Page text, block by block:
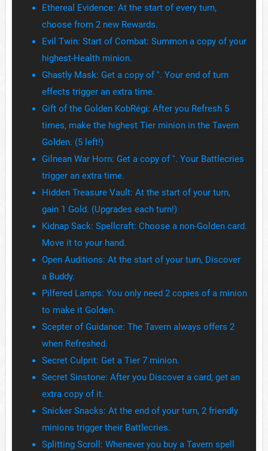
Ethereal Evidence: At the start of every turn,
choose from 2 new Rewards.
Evil Twin: Start of Combat: Summon a copy of your
highest-Health minion.
Ghastly Mask: Get a copy of ''. Your end of turn
effects trigger an extra time.
Gift of the Golden KobRégi: After you Refresh 5
times, make the highest Tier minion in the Tavern
Golden. (5 left!)
Gilnean War Horn: Get a copy of ''. Your Battlecries
trigger an extra time.
Hidden Treasure Vault: At the start of your turn,
gain 1 Gold. (Upgrades each turn!)
Kidnap Sack: Spellcraft: Choose a non-Golden card.
Move it to your hand.
Open Auditions: At the start of your turn, Discover
a Buddy.
Pilfered Lamps: You only need 2 copies of a minion
to make it Golden.
Scepter of Guidance: The Tavern always offers 2
when Refreshed.
Secret Culprit: Get a Tier 7 minion.
Secret Sinstone: After you Discover a card, get an
extra copy of it.
Snicker Snacks: At the end of your turn, 2 friendly
minions trigger their Battlecries.
Splitting Scroll: Whenever you buy a Tavern spell